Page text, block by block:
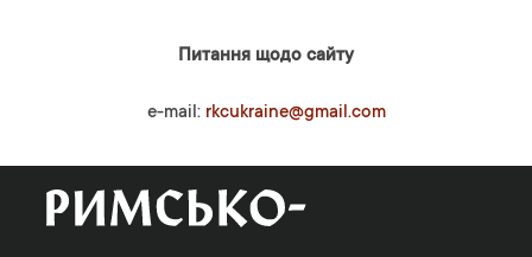
Питання щодо сайту
e-mail: rkcukraine@gmail.com